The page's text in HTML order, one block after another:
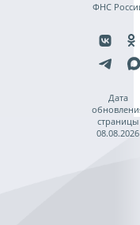
ФНС
Дата
страницы
08.08.2026